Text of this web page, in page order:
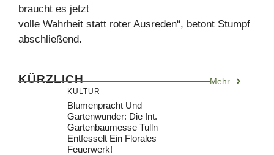
braucht es jetzt
volle Wahrheit statt roter Ausreden“, betont Stumpf
abschließend.
KÜRZLICH Mehr
KULTUR
Blumenpracht Und
Gartenwunder: Die Int.
Gartenbaumesse Tulln
Entfesselt Ein Florales
Feuerwerk!